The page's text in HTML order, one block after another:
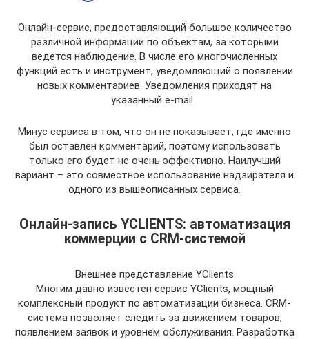
Онлайн-сервис, предоставляющий большое количество
различной информации по объектам, за которыми
ведется наблюдение. В числе его многочисленных
функций есть и инструмент, уведомляющий о появлении
новых комментариев. Уведомления приходят на
указанный e-mail .
Минус сервиса в том, что он не показывает, где именно
был оставлен комментарий, поэтому использовать
только его будет не очень эффективно. Наилучший
вариант – это совместное использование надзирателя и
одного из вышеописанных сервиса.
Онлайн-запись YCLIENTS: автоматизация
коммерции с CRM-системой
Внешнее представление YClients
Многим давно известен сервис YClients, мощный
комплексный продукт по автоматизации бизнеса. CRM-
система позволяет следить за движением товаров,
появлением заявок и уровнем обслуживания. Разработка